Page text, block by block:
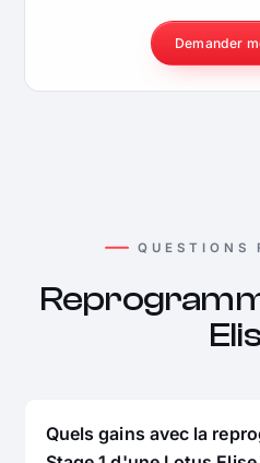
Demander
QUESTIONS
Quels gains avec la